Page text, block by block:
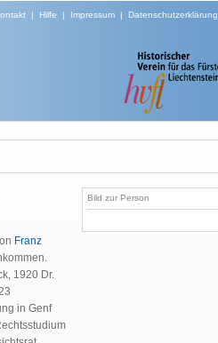
| Hilfe | Impressum| Datenschutzerklärung
Franz
1920 Dr.
in Genf
Bild zur Person